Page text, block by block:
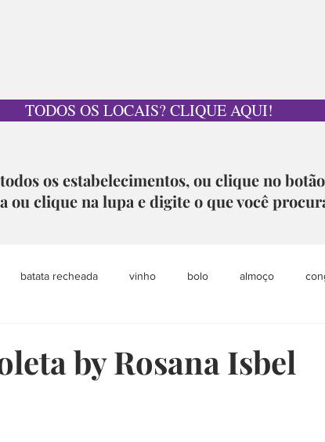
TODOS OS LOCAIS? CLIQUE AQUI!
os estabelecimentos, ou clique no
ou clique na lupa e digite o que você
batata recheada vinho bolo almoço
by Rosana Isbel